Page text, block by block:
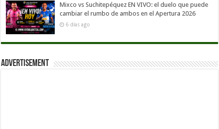
Mixco vs Suchitepéquez EN VIVO: el duelo que puede
cambiar el rumbo de ambos en el Apertura 2026
6 días ago
Advertisement